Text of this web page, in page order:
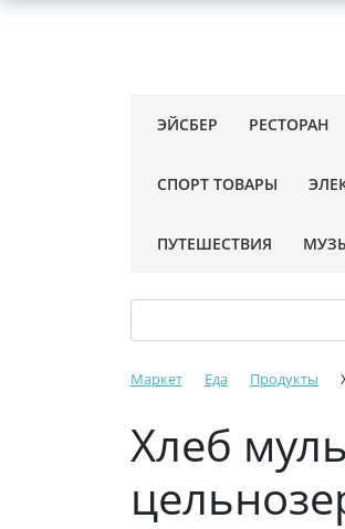
ЭЙСБЕР РЕСТОРАН
СПОРТ ТОВАРЫ
ПУТЕШЕСТВИЯ
Маркет Еда Продукты
Хлеб